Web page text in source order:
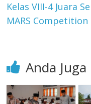
Kelas VIII-4 Juara
MARS Competition
Anda